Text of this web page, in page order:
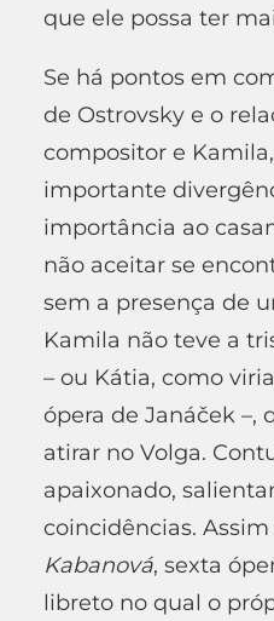
que ele possa ter
Se há pontos em
de Ostrovsky e o
compositor e
importante
importância ao
não aceitar se
sem a presença de
Kamila não teve a
– ou Kátia, como
ópera de Janáček –,
atirar no Volga.
apaixonado,
coincidências. Assim
Kabanová, sexta
libreto no qual o